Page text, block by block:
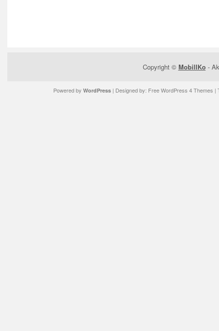
Copyright © MobilIKo-
Powered by WordPress| Designed by: Free WordPress 4 Themes |